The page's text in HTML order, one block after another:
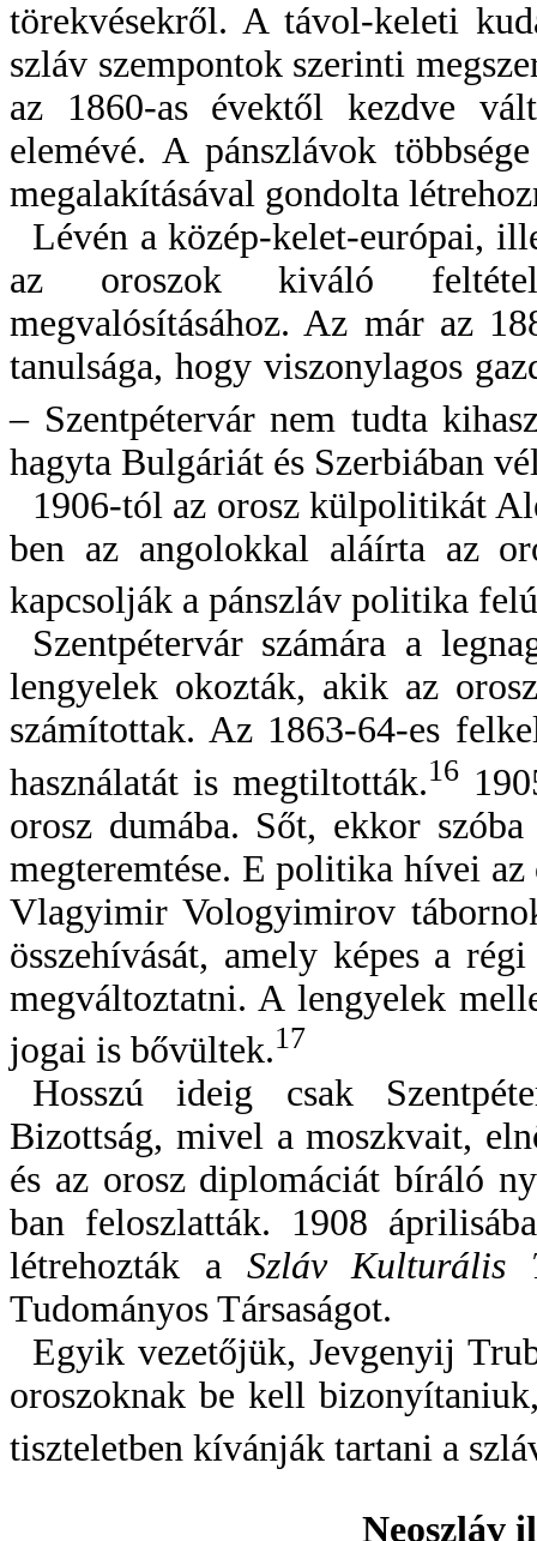
törekvésekről. A távol-keleti
szláv szempontok szerinti
az 1860-as évektől kezdve
elemévé. A pánszlávok
megalakításával gondolta
Lévén a közép-kelet-európai,
az oroszok kiváló
megvalósításához. Az már az
tanulsága, hogy viszonylagos
– Szentpétervár nem tudta
hagyta Bulgáriát és Szerbiában
1906-tól az orosz külpolitikát
ben az angolokkal aláírta az
kapcsolják a pánszláv politika
Szentpétervár számára a
lengyelek okozták, akik az
számítottak. Az 1863‑64-es
használatát is megtiltották.16
orosz dumába. Sőt, ekkor
megteremtése. E politika hívei
Vlagyimir Vologyimirov
összehívását, amely képes a
megváltoztatni. A lengyelek
jogai is bővültek.17
Hosszú ideig csak
Bizottság, mivel a moszkvait,
és az orosz diplomáciát bíráló
ban feloszlatták. 1908
létrehozták a Szláv Kulturális
Tudományos Társaságot.
Egyik vezetőjük, Jevgenyij
oroszoknak be kell
tiszteletben kívánják tartani a
Neoszláv